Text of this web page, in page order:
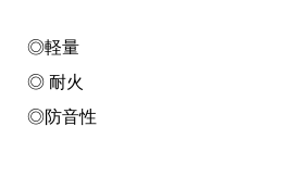
◎軽量
◎ 耐火
◎防音性